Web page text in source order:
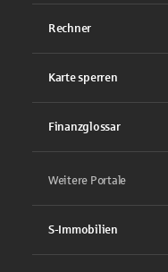
Rechner
Karte sperren
Finanzglossar
Weitere Portale
S-Immobilien